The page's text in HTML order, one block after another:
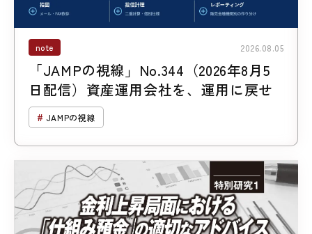
note 2026.08.05
「JAMPの視線」No.344（2026年8月5
日配信）資産運用会社を、運用に戻せ
JAMPの視線